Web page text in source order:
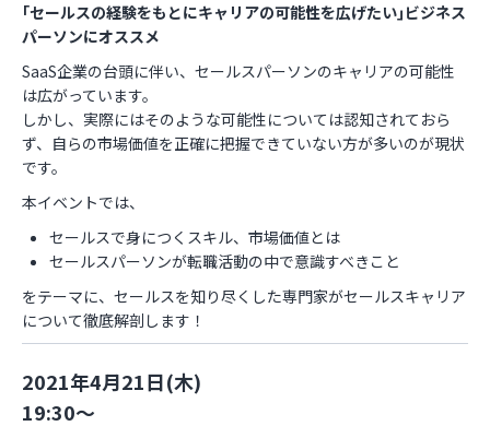
｢セールスの経験をもとにキャリアの可能性を広げたい｣ビジネス
パーソンにオススメ
SaaS企業の台頭に伴い、セールスパーソンのキャリアの可能性
は広がっています。
しかし、実際にはそのような可能性については認知されておら
ず、自らの市場価値を正確に把握できていない方が多いのが現状
です。
本イベントでは、
セールスで身につくスキル、市場価値とは
セールスパーソンが転職活動の中で意識すべきこと
をテーマに、セールスを知り尽くした専門家がセールスキャリア
について徹底解剖します！
2021年4月21日(木)
19:30～